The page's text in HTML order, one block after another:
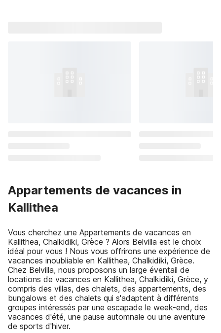
Appartements de vacances in
Kallithea
Vous cherchez une Appartements de vacances en
Kallithea, Chalkidiki, Grèce ? Alors Belvilla est le choix
idéal pour vous ! Nous vous offrirons une expérience de
vacances inoubliable en Kallithea, Chalkidiki, Grèce.
Chez Belvilla, nous proposons un large éventail de
locations de vacances en Kallithea, Chalkidiki, Grèce, y
compris des villas, des chalets, des appartements, des
bungalows et des chalets qui s'adaptent à différents
groupes intéressés par une escapade le week-end, des
vacances d'été, une pause automnale ou une aventure
de sports d'hiver.